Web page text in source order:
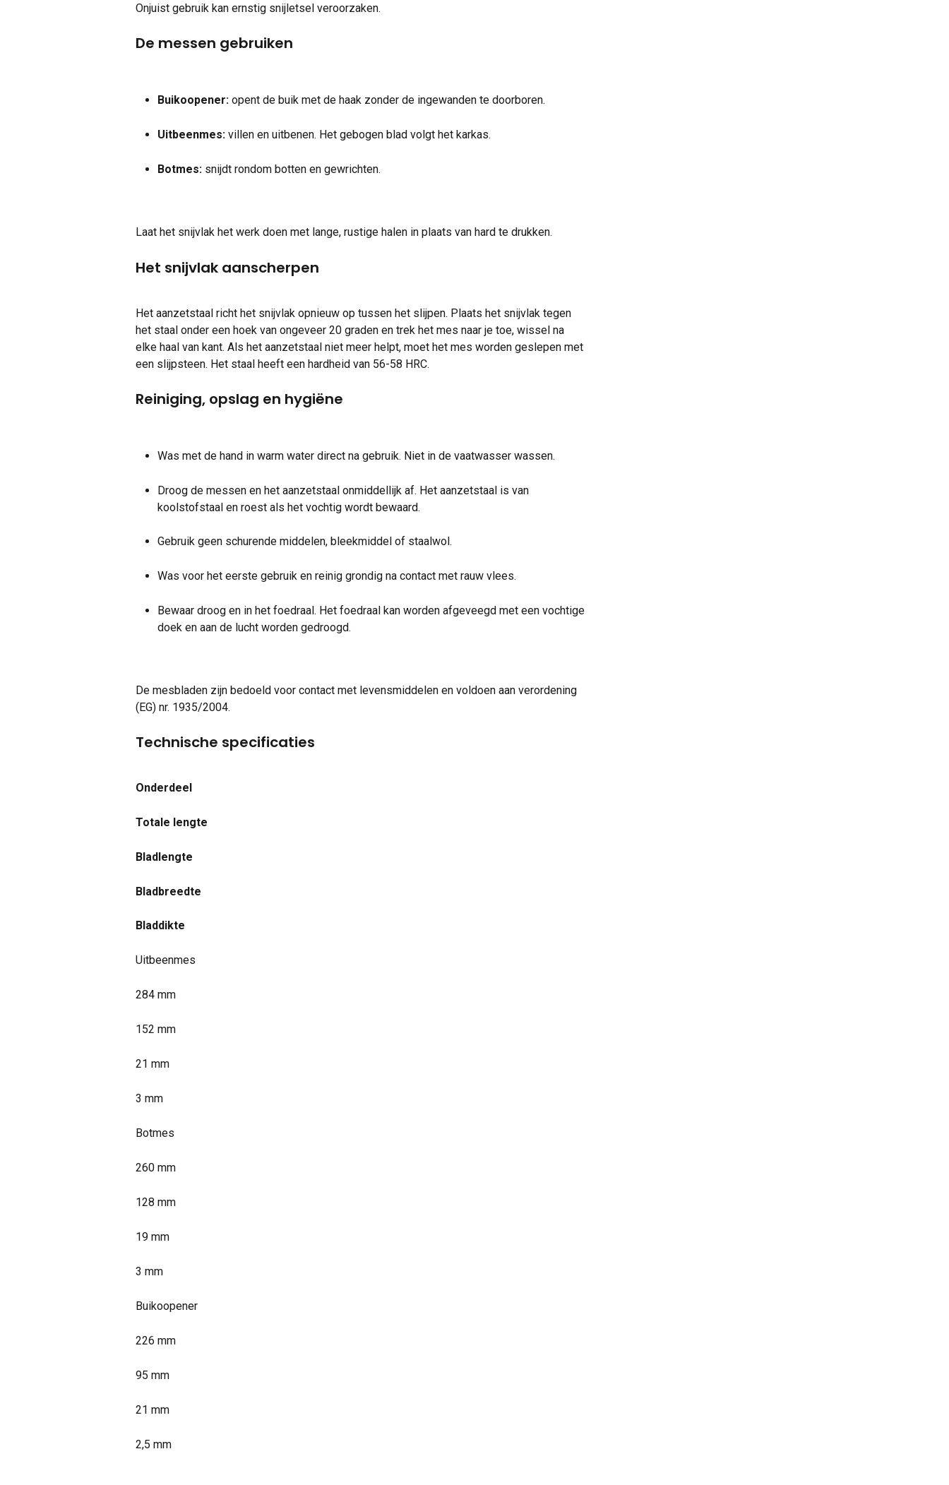
Onjuist gebruik kan ernstig snijletsel veroorzaken.
De messen gebruiken
Buikoopener: opent de buik met de haak zonder de ingewanden te doorboren.
Uitbeenmes: villen en uitbenen. Het gebogen blad volgt het karkas.
Botmes: snijdt rondom botten en gewrichten.
Laat het snijvlak het werk doen met lange, rustige halen in plaats van hard te drukken.
Het snijvlak aanscherpen
Het aanzetstaal richt het snijvlak opnieuw op tussen het slijpen. Plaats het snijvlak tegen
het staal onder een hoek van ongeveer 20 graden en trek het mes naar je toe, wissel na
elke haal van kant. Als het aanzetstaal niet meer helpt, moet het mes worden geslepen met
een slijpsteen. Het staal heeft een hardheid van 56-58 HRC.
Reiniging, opslag en hygiëne
Was met de hand in warm water direct na gebruik. Niet in de vaatwasser wassen.
Droog de messen en het aanzetstaal onmiddellijk af. Het aanzetstaal is van
koolstofstaal en roest als het vochtig wordt bewaard.
Gebruik geen schurende middelen, bleekmiddel of staalwol.
Was voor het eerste gebruik en reinig grondig na contact met rauw vlees.
Bewaar droog en in het foedraal. Het foedraal kan worden afgeveegd met een vochtige
doek en aan de lucht worden gedroogd.
De mesbladen zijn bedoeld voor contact met levensmiddelen en voldoen aan verordening
(EG) nr. 1935/2004.
Technische specificaties
Onderdeel
Totale lengte
Bladlengte
Bladbreedte
Bladdikte
Uitbeenmes
284 mm
152 mm
21 mm
3 mm
Botmes
260 mm
128 mm
19 mm
3 mm
Buikoopener
226 mm
95 mm
21 mm
2,5 mm